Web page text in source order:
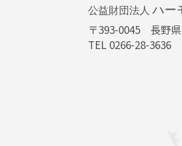
公益財団法人 ハー
〒393-0045 長野
TEL 0266-28-3636